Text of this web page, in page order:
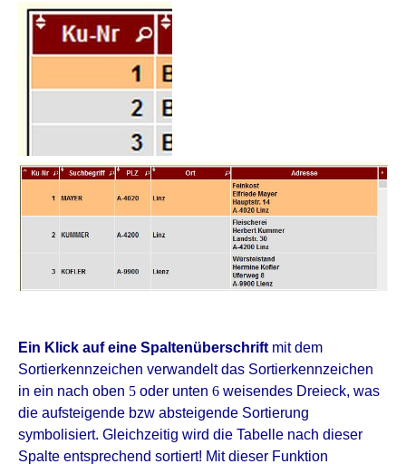
Ein Klick auf eine Spaltenüberschrift mit dem
Sortierkennzeichen verwandelt das Sortierkennzeichen
in ein nach oben 5 oder unten 6 weisendes Dreieck, was
die aufsteigende bzw absteigende Sortierung
symbolisiert. Gleichzeitig wird die Tabelle nach dieser
Spalte entsprechend sortiert! Mit dieser Funktion